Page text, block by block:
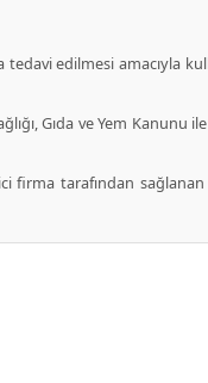
tedavi edilmesi amacıyla
Gıda ve Yem
firma tarafından